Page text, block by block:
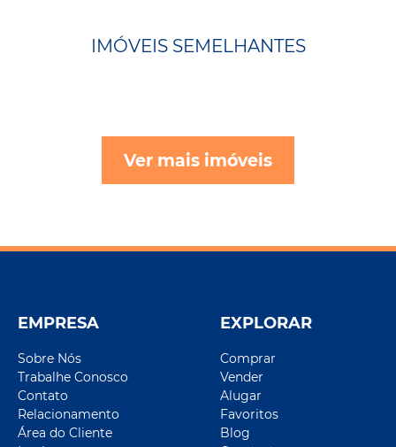
IMÓVEIS SEMELHANTES
Ver mais imóveis
EMPRESA
Sobre Nós
Trabalhe Conosco
Contato
Relacionamento
Área do Cliente
EXPLORAR
Comprar
Vender
Alugar
Favoritos
Blog